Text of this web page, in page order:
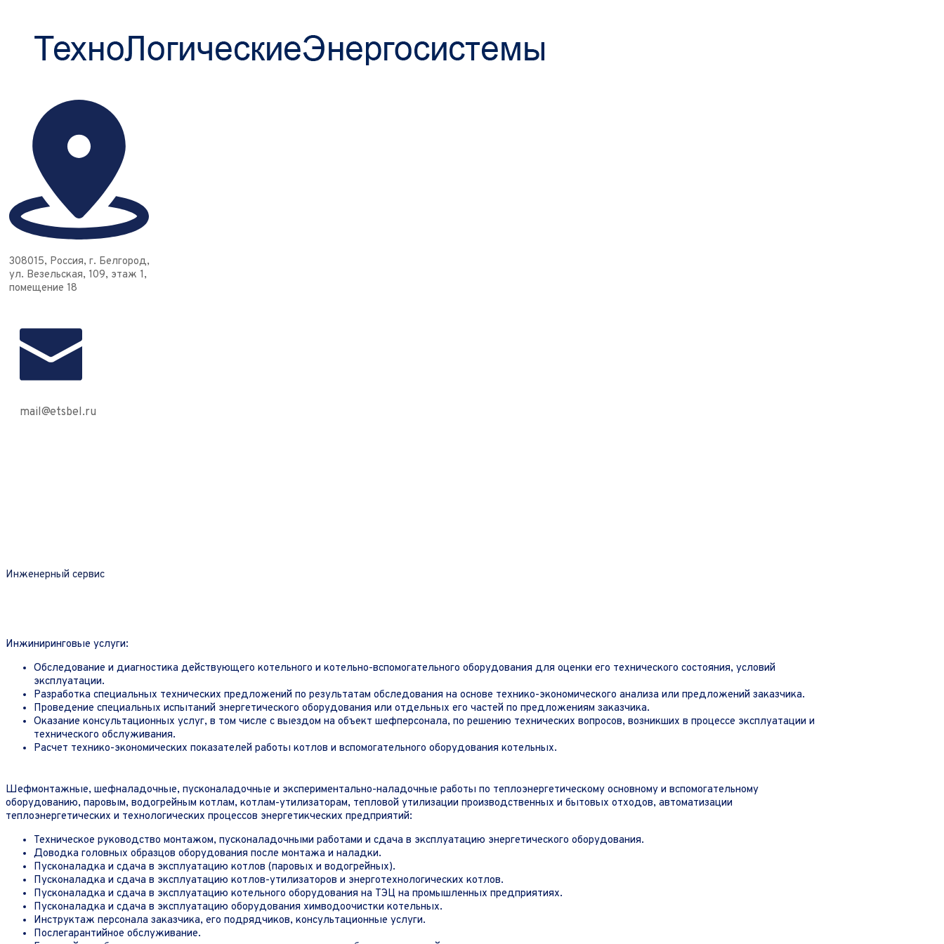
308015, Россия, г. Белгород,
ул. Везельская, 109, этаж 1,
помещение 18
mail@etsbel.ru
Инженерный сервис
Инжиниринговые услуги:
Обследование и диагностика действующего котельного и котельно-вспомогательного оборудования для оценки его технического состояния, условий
эксплуатации.
Разработка специальных технических предложений по результатам обследования на основе технико-экономического анализа или предложений заказчика.
Проведение специальных испытаний энергетического оборудования или отдельных его частей по предложениям заказчика.
Оказание консультационных услуг, в том числе с выездом на объект шефперсонала, по решению технических вопросов, возникших в процессе эксплуатации и
технического обслуживания.
Расчет технико-экономических показателей работы котлов и вспомогательного оборудования котельных.
Шефмонтажные, шефналадочные, пусконаладочные и экспериментально-наладочные работы по теплоэнергетическому основному и вспомогательному
оборудованию, паровым, водогрейным котлам, котлам-утилизаторам, тепловой утилизации производственных и бытовых отходов, автоматизации
теплоэнергетических и технологических процессов энергетикческих предприятий:
Техническое руководство монтажом, пусконаладочными работами и сдача в эксплуатацию энергетического оборудования.
Доводка головных образцов оборудования после монтажа и наладки.
Пусконаладка и сдача в эксплуатацию котлов (паровых и водогрейных).
Пусконаладка и сдача в эксплуатацию котлов-утилизаторов и энерготехнологических котлов.
Пусконаладка и сдача в эксплуатацию котельного оборудования на ТЭЦ на промышленных предприятиях.
Пусконаладка и сдача в эксплуатацию оборудования химводоочистки котельных.
Инструктаж персонала заказчика, его подрядчиков, консультационные услуги.
Послегарантийное обслуживание.